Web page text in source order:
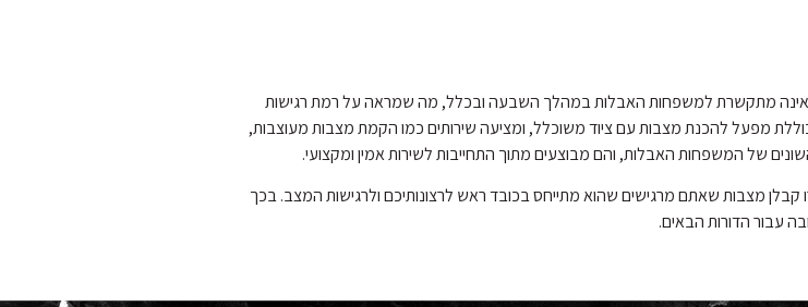
1951. החברה אינה מטרידה טלפונית ואינה מתקשרת למשפחות האבלות במהלך השבעה ובכלל, מה שמראה על רמת רגישות
מבוצעת בתוך 10 ימים מיום ההזמנה. החברה כוללת מפעל להכנת מצבות עם ציוד משוכלל, ומציעה שירותים כמו הקמת מצבות מעוצבות,
של המשפחות האבלות, והם מבוצעים מתוך התחייבות לשירות אמין ומקצועי.
מצבות שאתם מרגישים שהוא מתייחס בכובד ראש לרצונותיכם ולרגישות המצב. בכך
עבור הדורות הבאים.